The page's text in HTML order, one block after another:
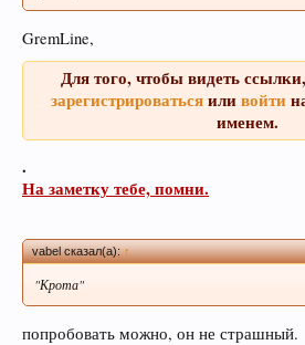
GremLine,
Для того, чтобы видеть
зарегистрироватьсяиливойти
именем.
.
На заметку тебе, помни.
vabel сказал(а):↑
"Крота"
попробовать можно, он не страшный.